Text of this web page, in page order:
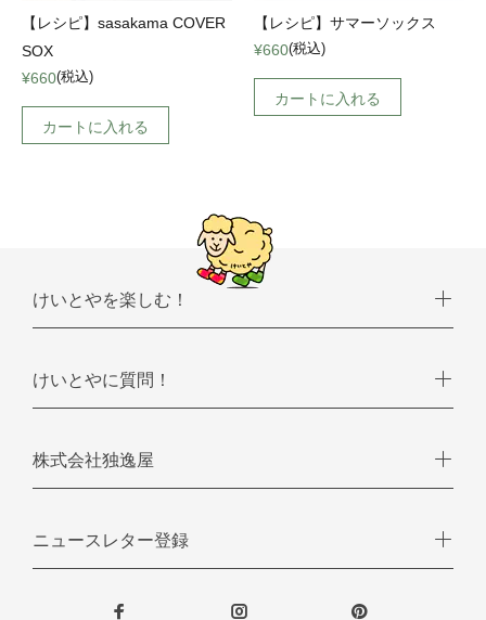
【レシピ】sasakama COVER
SOX
¥660(税込)
カートに入れる
【レシピ】サマーソックス
¥660(税込)
カートに入れる
けいとやを楽しむ！
けいとやに質問！
株式会社独逸屋
ニュースレター登録